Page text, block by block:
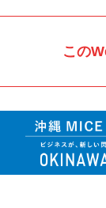
この